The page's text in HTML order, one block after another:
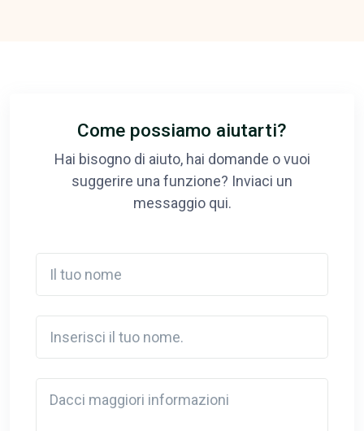
Come possiamo aiutarti?
Hai bisogno di aiuto, hai domande o vuoi
suggerire una funzione? Inviaci un
messaggio qui.